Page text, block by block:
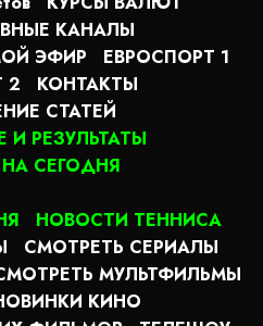
КАНАЛЫ
ЭФИР
ЕВРОСПОРТ 1
2
КОНТАКТЫ
СТАТЕЙ
И РЕЗУЛЬТАТЫ
СЕГОДНЯ
НОВОСТИ ТЕННИСА
СМОТРЕТЬ СЕРИАЛЫ
МУЛЬТФИЛЬМЫ
КИНО